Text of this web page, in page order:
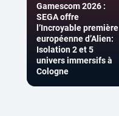
Gamescom 2026 :
SEGA offre
l’Incroyable première
européenne d’Alien:
Isolation 2 et 5
univers immersifs à
Cologne